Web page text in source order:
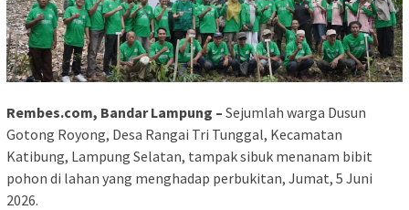
Rembes.com, Bandar Lampung – Sejumlah warga Dusun
Gotong Royong, Desa Rangai Tri Tunggal, Kecamatan
Katibung, Lampung Selatan, tampak sibuk menanam bibit
pohon di lahan yang menghadap perbukitan, Jumat, 5 Juni
2026.